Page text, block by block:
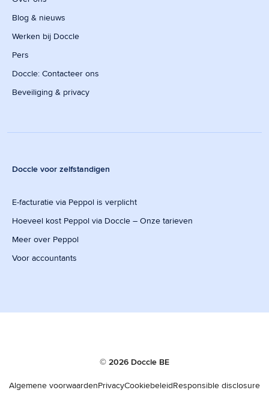
Blog & nieuws
Werken bij Doccle
Pers
Doccle: Contacteer ons
Beveiliging & privacy
Doccle voor zelfstandigen
E-facturatie via Peppol is verplicht
Hoeveel kost Peppol via Doccle – Onze tarieven
Meer over Peppol
Voor accountants
© 2026 Doccle BE
Algemene voorwaardenPrivacyCookiebeleidResponsible disclosure